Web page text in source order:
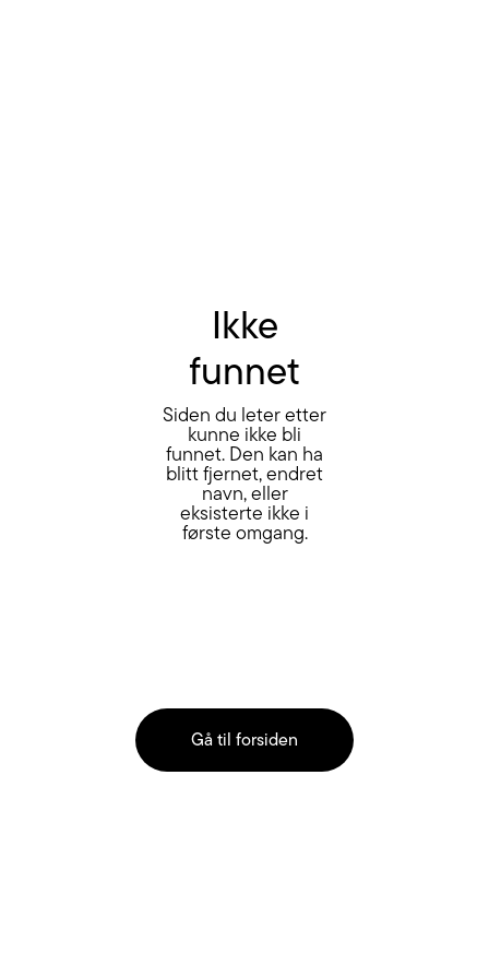
Ikke
funnet
Siden du leter etter
kunne ikke bli
funnet. Den kan ha
blitt fjernet, endret
navn, eller
eksisterte ikke i
første omgang.
Gå til forsiden